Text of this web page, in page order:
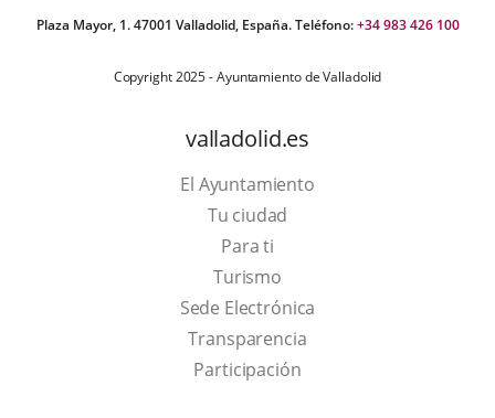
Plaza Mayor, 1. 47001 Valladolid, España. Teléfono:+34 983 426 100
Copyright 2025 - Ayuntamiento de Valladolid
valladolid.es
El Ayuntamiento
Tu ciudad
Para ti
TurismoThis
link
will
open
Sede Electrónica
Transparencia
Participación